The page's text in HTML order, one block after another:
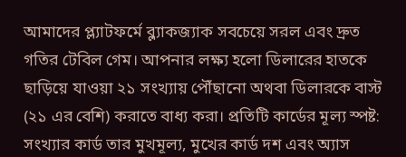
আমাদের প্ল্যাটফর্মে ব্ল্যাকজ্যাক সবচেয়ে সরল এবং দ্রুত
গতির টেবিল গেম। আপনার লক্ষ্য হলো ডিলারের হাতকে
ছাড়িয়ে যাওয়া ২১ সংখ্যায় পৌঁছানো অথবা ডিলারকে বাস্ট
(২১ এর বেশি) করাতে বাধ্য করা। প্রতিটি কার্ডের মূল্য স্পষ্ট:
সংখ্যার কার্ড তার মুখমূল্য, মুখের কার্ড দশ এবং অ্যাস